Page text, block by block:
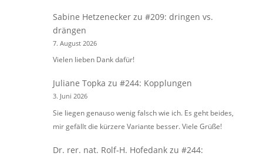
Sabine Hetzenecker zu#209: dringen vs.
drängen
7. August 2026
Vielen lieben Dank dafür!
Juliane Topka zu#244: Kopplungen
3. Juni 2026
Sie liegen genauso wenig falsch wie ich. Es geht beides,
mir gefällt die kürzere Variante besser. Viele Grüße!
Dr. rer. nat. Rolf-H. Hofedank zu#244: